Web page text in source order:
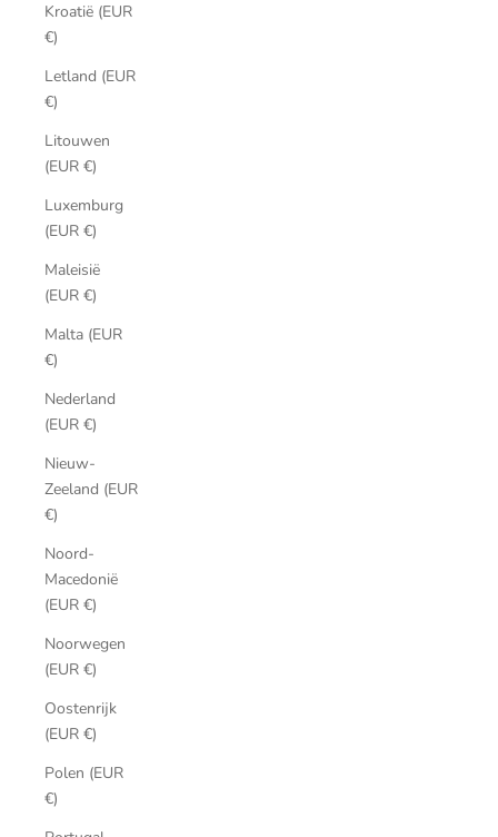
Kroatië (EUR
€)
Letland (EUR
€)
Litouwen
(EUR €)
Luxemburg
(EUR €)
Maleisië
(EUR €)
Malta (EUR
€)
Nederland
(EUR €)
Nieuw-
Zeeland (EUR
€)
Noord-
Macedonië
(EUR €)
Noorwegen
(EUR €)
Oostenrijk
(EUR €)
Polen (EUR
€)